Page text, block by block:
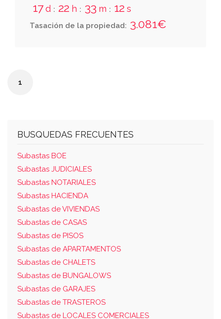
75, de esperanza collado tapiador, por la
izquierda, con la finca nº 71, de félix hidalgo
ruiz; y por el fondo, con finca de juan pedro
17d : 22 h : 33 m : 11 s
Tasación de la propiedad: 3.081€
1
BUSQUEDAS FRECUENTES
Subastas BOE
Subastas JUDICIALES
Subastas NOTARIALES
Subastas HACIENDA
Subastas de VIVIENDAS
Subastas de CASAS
Subastas de PISOS
Subastas de APARTAMENTOS
Subastas de CHALETS
Subastas de BUNGALOWS
Subastas de GARAJES
Subastas de TRASTEROS
Subastas de LOCALES COMERCIALES